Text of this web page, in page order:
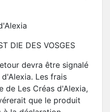
DIE DES VOSGES
devra être signalé
Les frais
de Les Créas d'Alexia,
que le produit